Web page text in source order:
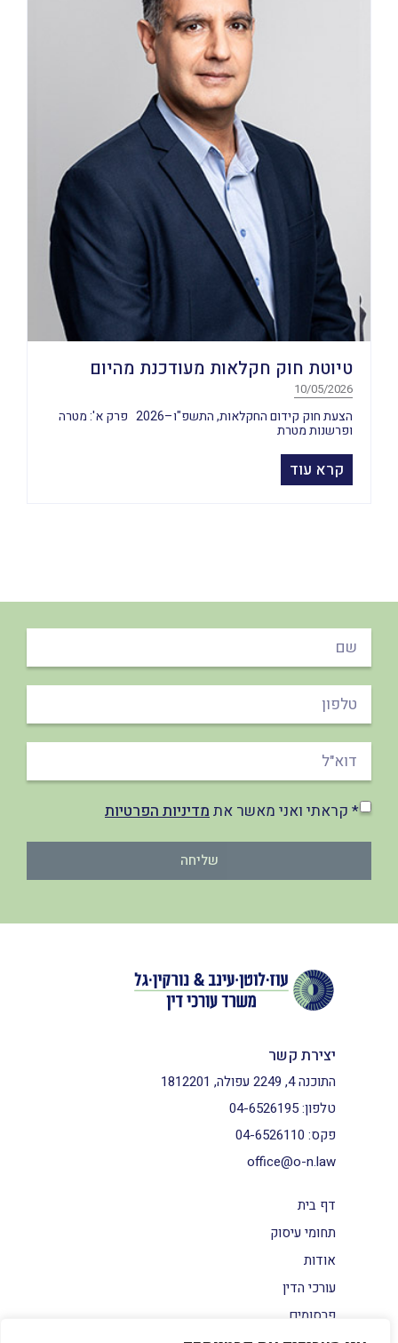
טיוטת חוק חקלאות מעודכנת מהיום
10/05/2026
הצעת חוק קידום החקלאות, התשפ"ו–2026 פרק א': מטרה
ופרשנות מטרת
קרא עוד
* קראתי ואני מאשר אתמדיניות הפרטיות
שליחה
דף בית
תחומי עיסוק
אודות
עורכי הדין
פרסומים
יצירת קשר
התוכנה 4, 2249 עפולה, 1812201
טלפון:04-6526195
פקס: 04-6526110
office@o-n.law